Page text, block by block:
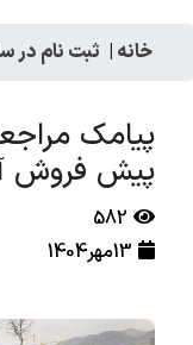
نام در سایت |تماس
مراجعه به
آذر